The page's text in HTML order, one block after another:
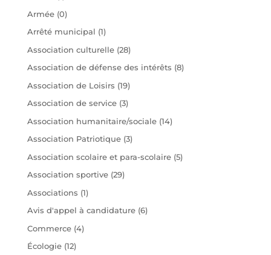
Armée(0)
Arrêté municipal (1)
Association culturelle(28)
Association de défense des intérêts (8)
Association de Loisirs (19)
Association de service(3)
Association humanitaire/sociale(14)
Association Patriotique(3)
Association scolaire et para-scolaire(5)
Association sportive(29)
Associations (1)
Avis d'appel à candidature(6)
Commerce(4)
Écologie(12)